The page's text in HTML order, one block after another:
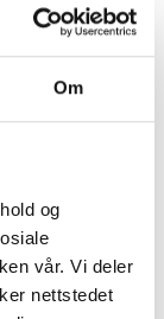
Om
og
vår. Vi deler
nettstedet